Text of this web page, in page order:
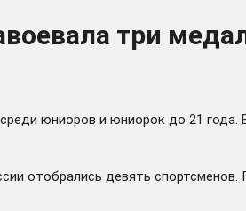
три
юниоров и юниорок до 21
отобрались девять спортсменов.